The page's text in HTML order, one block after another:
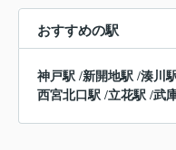
おすすめの駅
神戸駅 /新開地駅 /湊川
西宮北口駅 /立花駅 /武